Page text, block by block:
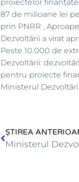
proiectelor
87 de milioane lei
prin PNRR ,
Dezvoltării a virat
Peste 10.000 de
Dezvoltării:
pentru proiecte
Ministerul
ȘTIREA